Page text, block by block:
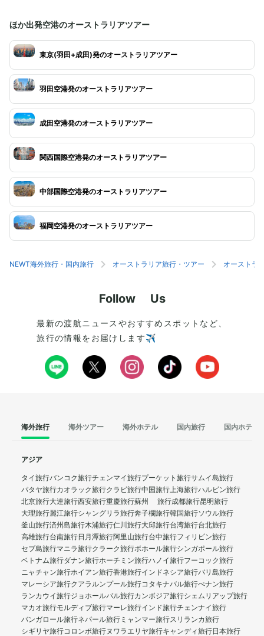
ほか出発空港のオーストラリアツアー
東京(羽田+成田)発のオーストラリアツアー
羽田空港発のオーストラリアツアー
成田空港発のオーストラリアツアー
関西国際空港発のオーストラリアツアー
中部国際空港発のオーストラリアツアー
福岡空港発のオーストラリアツアー
NEWT海外旅行・国内旅行 オーストラリア旅行・ツアー オーストラ
Follow Us
最新の渡航ニュースやおすすめスポットなど、
旅行の情報をお届けします✈️
海外旅行 海外ツアー 海外ホテル 国内旅行 国内ホテル
アジア
タイ旅行バンコク旅行チェンマイ旅行プーケット旅行サムイ島旅行
パタヤ旅行カオラック旅行クラビ旅行中国旅行上海旅行ハルビン旅行
北京旅行大連旅行西安旅行重慶旅行蘇州 旅行成都旅行昆明旅行
大理旅行麗江旅行シャングリラ旅行奔子欄旅行韓国旅行ソウル旅行
釜山旅行済州島旅行木浦旅行仁川旅行大邱旅行台湾旅行台北旅行
高雄旅行台南旅行日月潭旅行阿里山旅行台中旅行フィリピン旅行
セブ島旅行マニラ旅行クラーク旅行ボホール旅行シンガポール旅行
ベトナム旅行ダナン旅行ホーチミン旅行ハノイ旅行フーコック旅行
ニャチャン旅行ホイアン旅行香港旅行インドネシア旅行バリ島旅行
マレーシア旅行クアラルンプール旅行コタキナバル旅行ぺナン旅行
ランカウイ旅行ジョホールバル旅行カンボジア旅行シェムリアップ旅行
マカオ旅行モルディブ旅行マーレ旅行インド旅行チェンナイ旅行
バンガロール旅行ネパール旅行 ミャンマー旅行スリランカ旅行
シギリヤ旅行コロンボ旅行ヌワラエリヤ旅行キャンディ旅行日本旅行